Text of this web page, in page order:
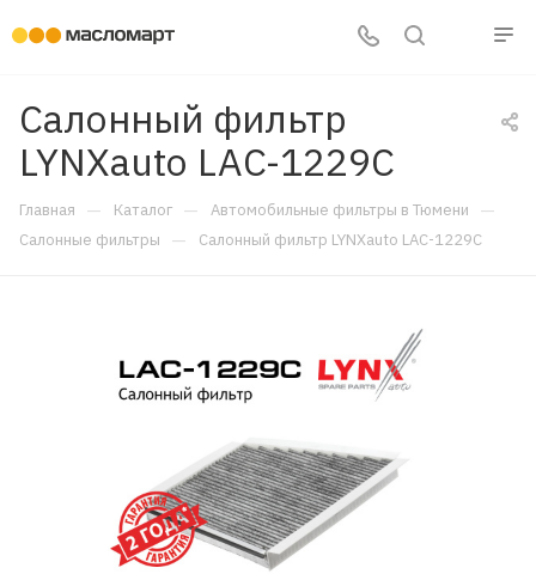
Салонный фильтр
LYNXauto LAC-1229C
Главная — Каталог — Автомобильные фильтры в Тюмени —
Салонные фильтры — Салонный фильтр LYNXauto LAC-1229C